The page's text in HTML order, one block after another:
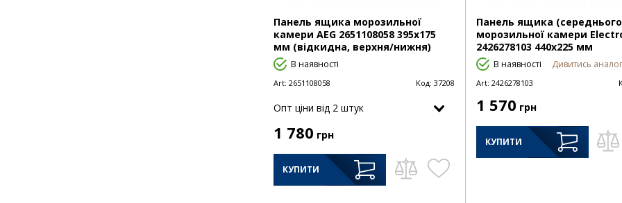
Панель ящика морозильної
камери AEG 2651108058 395х175
мм (відкидна, верхня/нижня)
В наявності
Art: 2651108058 Код: 37208
Опт цiни від 2 штук
1 780 грн
КУПИТИ
Панель ящика
морозильної камери
2426278103 440х225 мм
В наявності Дивитись
Art: 2426278103
1 570 грн
КУПИТИ